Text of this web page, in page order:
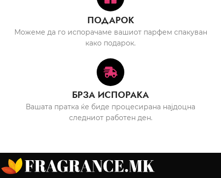
ПОДАРОК
Можеме да го испорачаме вашиот парфем спакуван
како подарок.
БРЗА ИСПОРАКА
Вашата пратка ќе биде процесирана најдоцна
следниот работен ден.